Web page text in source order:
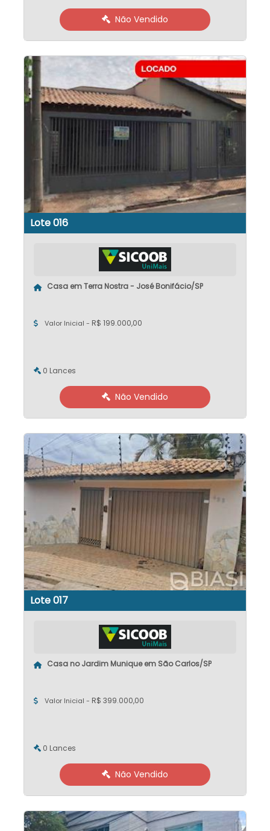
Não Vendido
Lote 016
Casa em Terra Nostra - José Bonifácio/SP
Valor Inicial - R$ 199.000,00
0 Lances
Não Vendido
Lote 017
Casa no Jardim Munique em São Carlos/SP
Valor Inicial - R$ 399.000,00
0 Lances
Não Vendido